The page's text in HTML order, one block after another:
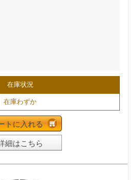
在庫状況
在庫わずか
トに入れる
細はこちら